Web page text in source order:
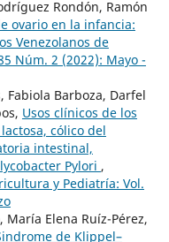
Rondón, Ramón
ovario en la infancia:
Venezolanos de
Núm. 2 (2022): Mayo -
Fabiola Barboza, Darfel
Usos clínicos de los
cólico del
intestinal,
Pylori ,
y Pediatría: Vol.
Elena Ruíz-Pérez,
de Klippel–